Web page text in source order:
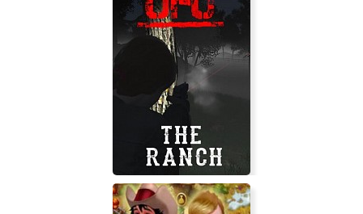
Winter Resort Simulator